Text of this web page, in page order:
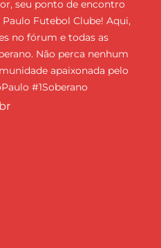
seu ponto de encontro
Futebol Clube! Aqui,
no fórum e todas as
Não perca nenhum
apaixonada pelo
#1Soberano